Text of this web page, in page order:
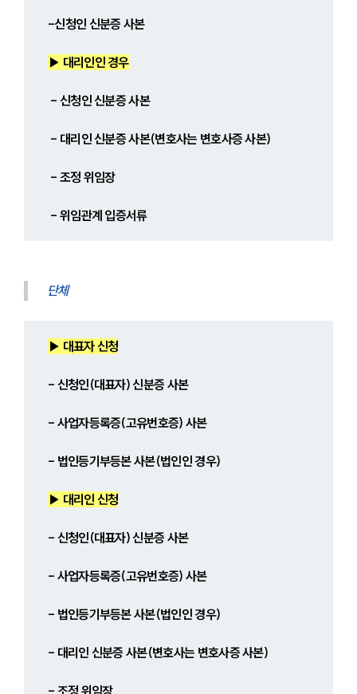
-신청인 신분증 사본
▶ 대리인인 경우
- 신청인 신분증 사본
- 대리인 신분증 사본(변호사는 변호사증 사본)
- 조정 위임장
- 위임관계 입증서류
단체
▶ 대표자 신청
- 신청인(대표자) 신분증 사본
- 사업자등록증(고유번호증) 사본
- 법인등기부등본 사본(법인인 경우)
▶ 대리인 신청
- 신청인(대표자) 신분증 사본
- 사업자등록증(고유번호증) 사본
- 법인등기부등본 사본(법인인 경우)
- 대리인 신분증 사본(변호사는 변호사증 사본)